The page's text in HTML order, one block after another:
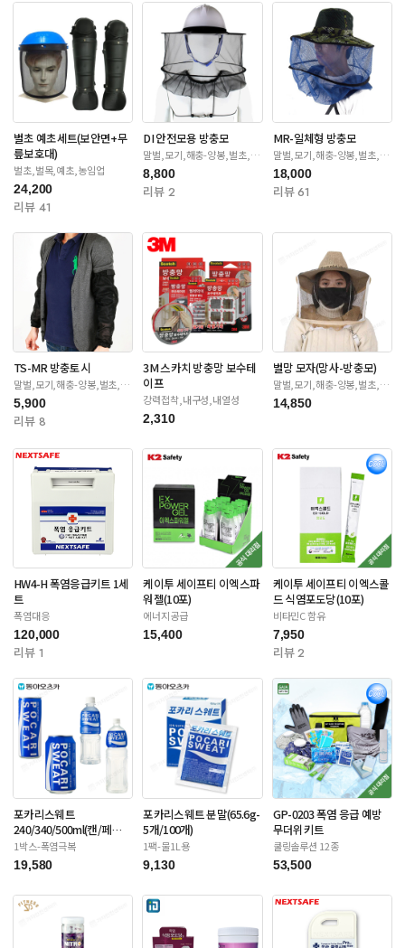
벌초 예초세트(보안면+무
릎보호대)
벌초,벌목,예초,농임업
24,200
리뷰 41
DI 안전모용 방충모
말벌,모기,해충-양봉,벌초,제
초
8,800
리뷰 2
MR-일체형 방충모
말벌,모기,해충-양봉,벌초,제
초
18,000
리뷰 61
TS-MR 방충토시
말벌,모기,해충-양봉,벌초,제
초
5,900
리뷰 8
3M 스카치 방충망 보수테
이프
강력접착,내구성,내열성
2,310
벌망 모자(망사-방충모)
말벌,모기,해충-양봉,벌초,제
초
14,850
HW4-H 폭염응급키트 1세
트
폭염대응
120,000
리뷰 1
케이투 세이프티 이엑스파
워젤(10포)
에너지공급
15,400
케이투 세이프티 이엑스콜
드 식염포도당(10포)
비타민C 함유
7,950
리뷰 2
포카리스웨트
240/340/500ml(캔/페
트-12/20/24/30입)
1박스-폭염극복
19,580
포카리스웨트 분말(65.6g-
5개/100개)
1팩-물1L용
9,130
GP-0203 폭염 응급 예방
무더위키트
쿨링솔루션 12종
53,500